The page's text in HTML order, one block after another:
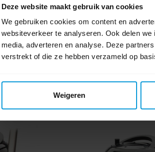
Deze website maakt gebruik van cookies
We gebruiken cookies om content en
websiteverkeer te analyseren. Ook delen
media, adverteren en analyse. Deze
verstrekt of die ze hebben verzameld op
Weigeren
Watt
mtr
dB